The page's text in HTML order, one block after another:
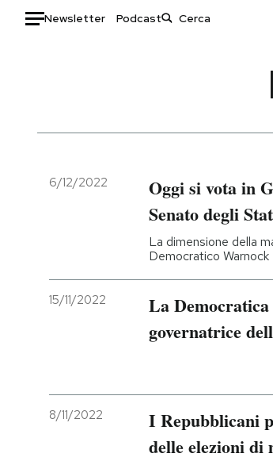
Newsletter Podcast
Italia
Politica
Economia
Moda
Ok Boomer!
Media
Mondiali
6/12/2022
Oggi si vota in
Senato degli
La dimensione della
Democratico Warnock
15/11/2022
La
governatrice
8/11/2022
I Repubblicani
delle elezioni di